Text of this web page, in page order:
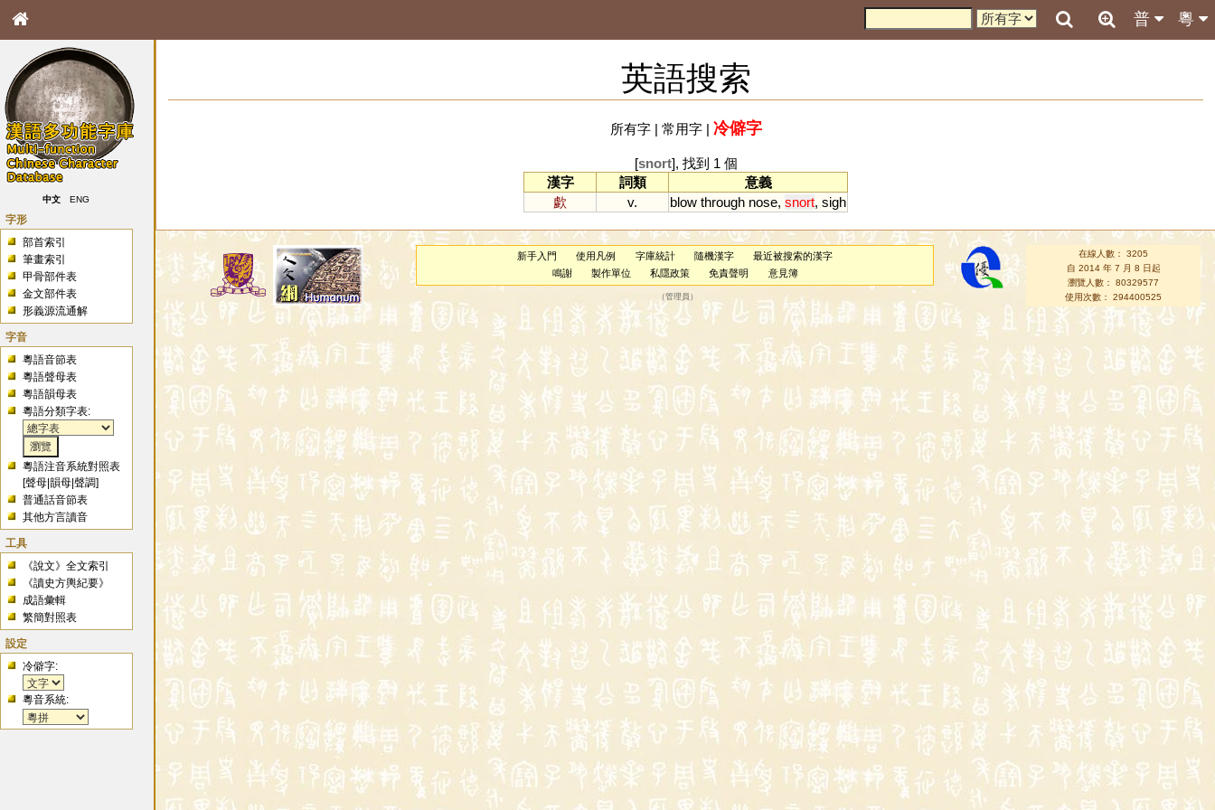
粵
普
中文 ENG
字形
部首索引
筆畫索引
甲骨部件表
金文部件表
形義源流通解
字音
粵語音節表
粵語聲母表
粵語韻母表
粵語分類字表:
粵語注音系統對照表
[聲母 |韻母 |聲調]
普通話音節表
其他方言讀音
工具
《說文》全文索引
《讀史方輿紀要》
成語彙輯
繁簡對照表
設定
冷僻字:
粵音系統:
英語搜索
所有字| 常用字| 冷僻字
[snort], 找到 1 個
漢字
詞類
意義
歔
v. blow through nose, snort, sigh
新手入門 使用凡例 字庫統計 隨機漢字
最近被搜索的漢字
鳴謝
製作單位 私隱政策 免責聲明 意見簿
（管理員 ）
在線人數： 3205
自 2014 年 7 月 8 日起
瀏覽人數： 80329577
使用次數： 294400525